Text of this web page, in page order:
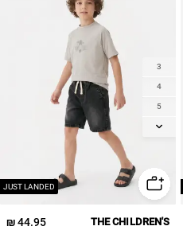
JUST LANDED
3
4
5
6
12
13
44.95 ₪
THE CHILDREN'S